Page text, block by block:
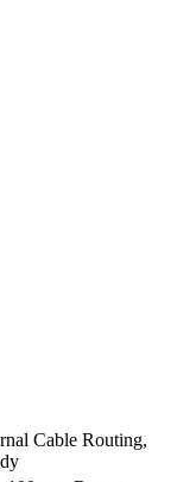
Cable Routing,